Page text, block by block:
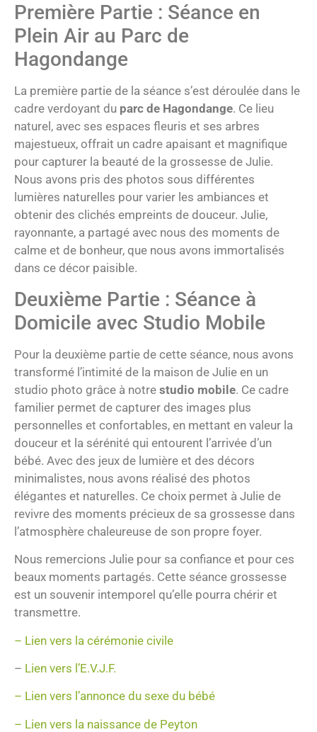
Première Partie : Séance en
Plein Air au Parc de
Hagondange
La première partie de la séance s’est déroulée dans le
cadre verdoyant du parc de Hagondange. Ce lieu
naturel, avec ses espaces fleuris et ses arbres
majestueux, offrait un cadre apaisant et magnifique
pour capturer la beauté de la grossesse de Julie.
Nous avons pris des photos sous différentes
lumières naturelles pour varier les ambiances et
obtenir des clichés empreints de douceur. Julie,
rayonnante, a partagé avec nous des moments de
calme et de bonheur, que nous avons immortalisés
dans ce décor paisible.
Deuxième Partie : Séance à
Domicile avec Studio Mobile
Pour la deuxième partie de cette séance, nous avons
transformé l’intimité de la maison de Julie en un
studio photo grâce à notre studio mobile. Ce cadre
familier permet de capturer des images plus
personnelles et confortables, en mettant en valeur la
douceur et la sérénité qui entourent l’arrivée d’un
bébé. Avec des jeux de lumière et des décors
minimalistes, nous avons réalisé des photos
élégantes et naturelles. Ce choix permet à Julie de
revivre des moments précieux de sa grossesse dans
l’atmosphère chaleureuse de son propre foyer.
Nous remercions Julie pour sa confiance et pour ces
beaux moments partagés. Cette séance grossesse
est un souvenir intemporel qu’elle pourra chérir et
transmettre.
– Lien vers la cérémonie civile
– Lien vers l’E.V.J.F.
– Lien vers l’annonce du sexe du bébé
– Lien vers la naissance de Peyton